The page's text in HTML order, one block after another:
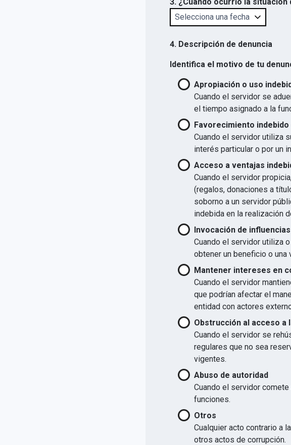
4. Descripción de denuncia
Identifica el motivo de tu
Apropiación o uso
Cuando el servidor se
el tiempo asignado a la
Favorecimiento indebido
Cuando el servidor utiliza
interés particular o por un
Acceso a ventajas
Cuando el servidor
(regalos, donaciones a
soborno a un servidor
indebida en la realización
Invocación de
Cuando el servidor utiliza
obtener un beneficio o una
Mantener intereses en
Cuando el servidor
que podrían afectar el
entidad con actores
Obstrucción al acceso a
Cuando el servidor se
regulares que no sea
vigentes.
Abuso de autoridad
Cuando el servidor
funciones.
Otros
Cualquier acto contrario a
otros actos de corrupción.